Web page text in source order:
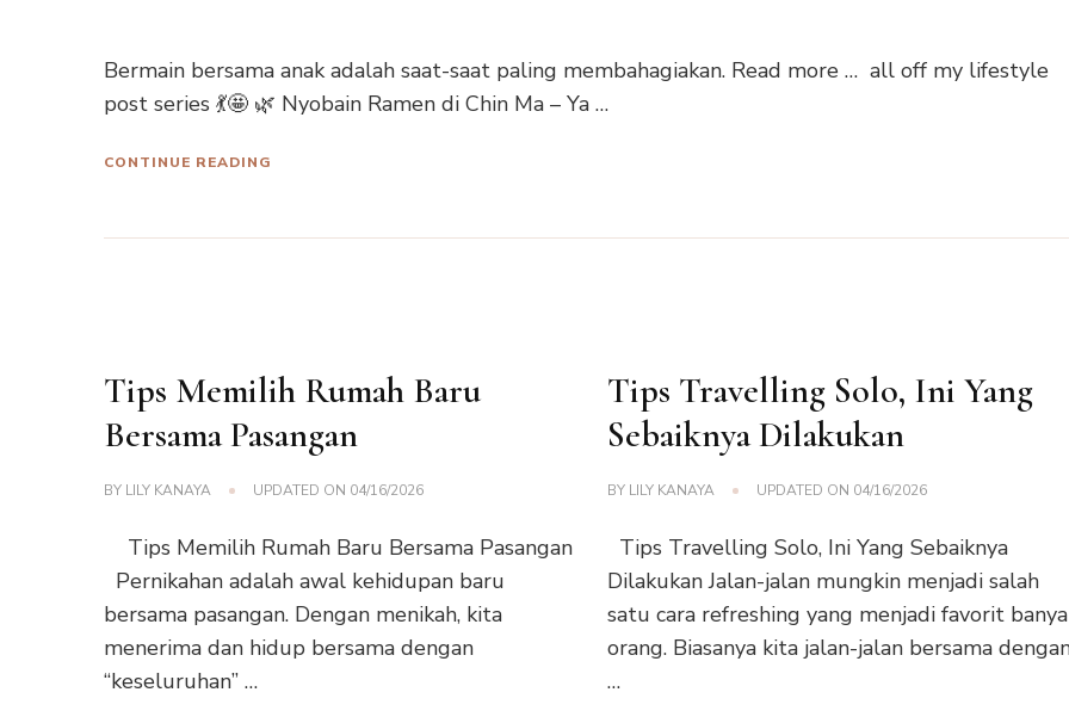
Bermain bersama anak adalah saat-saat paling membahagiakan. Read more … all off my lifestyle
post series 💃🤩 🌿 Nyobain Ramen di Chin Ma – Ya …
CONTINUE READING
Tips Memilih Rumah Baru
Bersama Pasangan
BY LILY KANAYA UPDATED ON 04/16/2026
Tips Memilih Rumah Baru Bersama Pasangan
Pernikahan adalah awal kehidupan baru
bersama pasangan. Dengan menikah, kita
menerima dan hidup bersama dengan
“keseluruhan” …
Tips Travelling Solo, Ini Yang
Sebaiknya Dilakukan
BY LILY KANAYA UPDATED ON 04/16/2026
Tips Travelling Solo, Ini Yang Sebaiknya
Dilakukan Jalan-jalan mungkin menjadi salah
satu cara refreshing yang menjadi favorit
orang. Biasanya kita jalan-jalan bersama
…